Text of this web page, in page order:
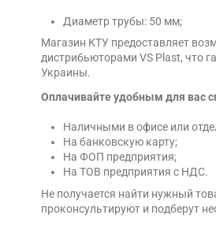
Диаметр трубы: 50 мм;
Магазин КТУ предоставляет
дистрибьюторами VS Plast, что
Украины.
Оплачивайте удобным для вас
Наличными в офисе или
На банковскую карту;
На ФОП предприятия;
На ТОВ предприятия с НДС.
Не получается найти нужный
проконсультируют и подберут